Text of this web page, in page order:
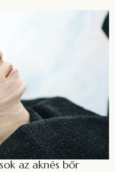
az aknés bőr